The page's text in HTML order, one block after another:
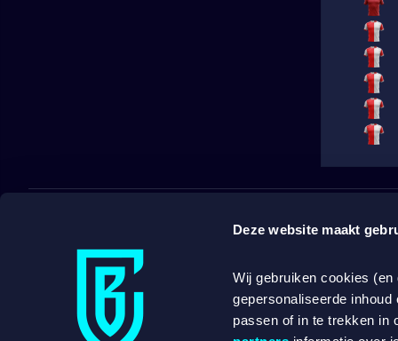
Deze website maakt
Wij gebruiken cookies
gepersonaliseerde
passen of in te trekken in
BETCITY
SPORTSBOOK